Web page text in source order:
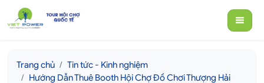
Trang chủ
Tin tức - Kinh nghiệm
Hướng Dẫn Thuê Booth Hội Chợ Đồ Chơi Thượng Hải